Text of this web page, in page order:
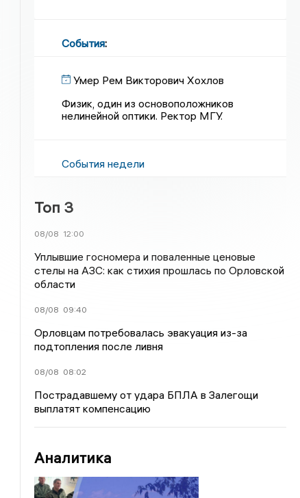
События:
Умер Рем Викторович Хохлов
Физик, один из основоположников
нелинейной оптики. Ректор МГУ.
События недели
Топ 3
08/08 12:00
Уплывшие госномера и поваленные ценовые
стелы на АЗС: как стихия прошлась по Орловской
области
08/08 09:40
Орловцам потребовалась эвакуация из-за
подтопления после ливня
08/08 08:02
Пострадавшему от удара БПЛА в Залегощи
выплатят компенсацию
Аналитика